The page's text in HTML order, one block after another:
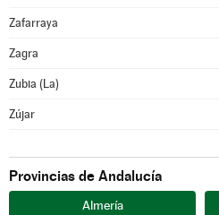
Zafarraya
Zagra
Zubia (La)
Zújar
Provincias de Andalucía
Almería